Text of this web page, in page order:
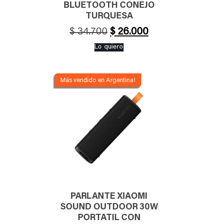
BLUETOOTH CONEJO
TURQUESA
$34.700 El
precio
$ 34.700.
$ 26.000El
Lo quiero
PARLANTE XIAOMI
SOUND OUTDOOR 30W
PORTATIL CON